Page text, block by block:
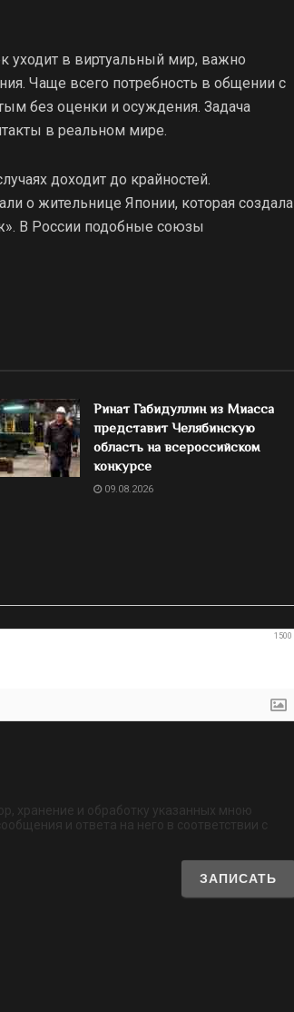
уходит в виртуальный мир, важно
Чаще всего потребность в общении с
без оценки и осуждения. Задача
в реальном мире.
доходит до крайностей.
о жительнице Японии, которая создала
В России подобные союзы
Ринат Габидуллин из Миасса
представит Челябинскую
область на всероссийском
конкурсе
09.08.2026
1500
хранение и обработку указанных мною
и ответа на него в соответствии с